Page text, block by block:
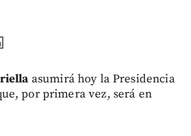
asumirá hoy la Presidencia
por primera vez, será en